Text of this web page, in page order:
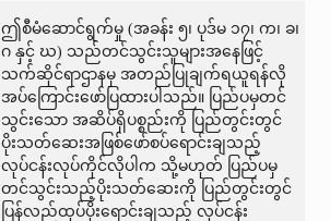
ဤစီမံဆောင်ရွက်မှု (အခန်း ၅၊ ပုဒ်မ ၁၇၊ က၊ ခ၊
ဂ နှင့် ဃ) သည်တင်သွင်းသူများအနေဖြင့်
သက်ဆိုင်ရာဌာနမှ အတည်ပြုချက်ရယူရန်လို
အပ်ကြောင်းဖော်ပြထားပါသည်။ ပြည်ပမှတင်
သွင်းသော အဆိပ်ရှိပစ္စည်းကို ပြည်တွင်းတွင်
ပိုးသတ်ဆေးအဖြစ်ဖော်စပ်ရောင်းချသည့်
လုပ်ငန်းလုပ်ကိုင်လိုပါက သို့မဟုတ် ပြည်ပမှ
တင်သွင်းသည့်ပိုးသတ်ဆေးကို ပြည်တွင်းတွင်
ပြန်လည်ထုပ်ပိုးရောင်းချသည့် လုပ်ငန်း